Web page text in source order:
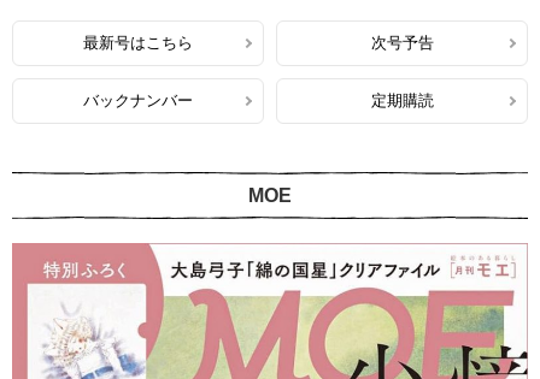
最新号はこちら 次号予告
バックナンバー 定期購読
MOE